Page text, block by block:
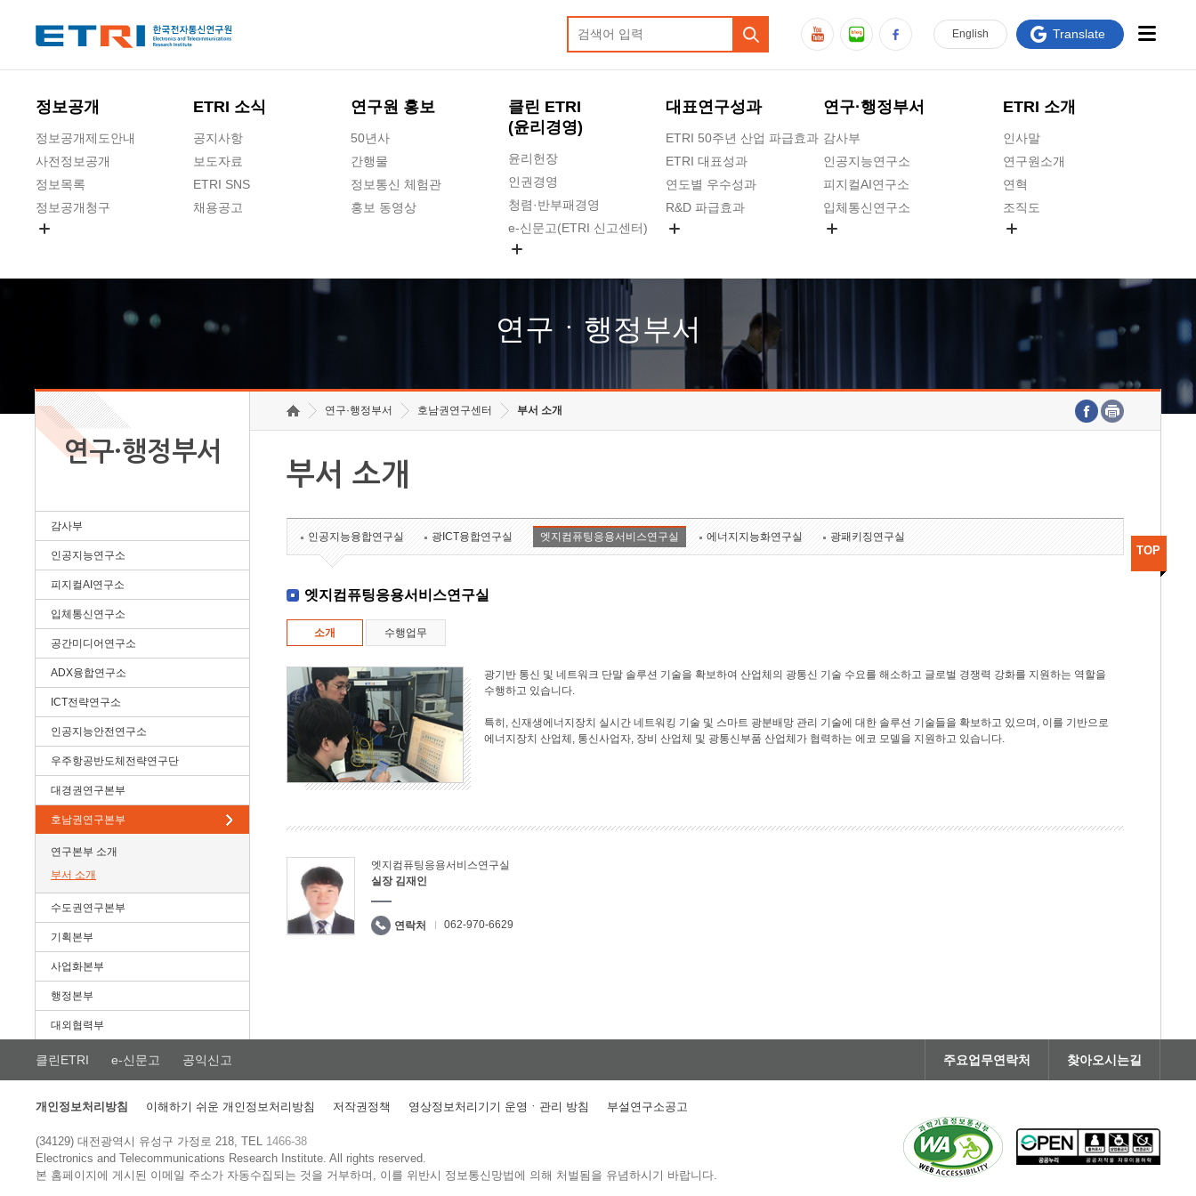
정보공개
정보공개제도안내
사전정보공개
정보목록
정보공개청구
ETRI 소식
공지사항
보도자료
ETRI SNS
채용공고
연구원 홍보
50년사
간행물
정보통신 체험관
홍보 동영상
클린 ETRI
(윤리경영)
윤리헌장
인권경영
청렴·반부패경영
e-신문고(ETRI 신고센터)
고객의소리
수의계약 현황
대표연구성과
ETRI 50주년 산업 파급효과
ETRI 대표성과
연도별 우수성과
R&D 파급효과
연구·행정부서
감사부
인공지능연구소
피지컬AI연구소
입체통신연구소
호남권연구본부
기획본부
ETRI 소개
인사말
연구원소개
연혁
조직도
연구원 고객헌장
주요업무연락처
English Translate
연구ㆍ행정부서
연구·행정부서
감사부
인공지능연구소
피지컬AI연구소
입체통신연구소
공간미디어연구소
ADX융합연구소
ICT전략연구소
인공지능안전연구소
우주항공반도체전략연구단
대경권연구본부
호남권연구본부
연구본부 소개
부서 소개
수도권연구본부
기획본부
사업화본부
행정본부
대외협력부
연구·행정부서 호남권연구센터 부서 소개
부서 소개
인공지능융합연구실 광ICT융합연구실 엣지컴퓨팅응용서비스연구실 에너지지능화연구실 광패키징연구실
엣지컴퓨팅응용서비스연구실
소개 수행업무
광기반 통신 및 네트워크 단말 솔루션 기술을 확보하여 산업체의 광통신 기술 수요를 해소하고 글로벌 경쟁력 강화를 지원하는 역할을
수행하고 있습니다.
특히, 신재생에너지장치 실시간 네트워킹 기술 및 스마트 광분배망 관리 기술에 대한 솔루션 기술들을 확보하고 있으며, 이를 기반으로
에너지장치 산업체, 통신사업자, 장비 산업체 및 광통신부품 산업체가 협력하는 에코 모델을 지원하고 있습니다.
엣지컴퓨팅응용서비스연구실
실장 김재인
연락처 062-970-6629
TOP
클린ETRI e-신문고 공익신고 주요업무연락처 찾아오시는길
개인정보처리방침 이해하기 쉬운 개인정보처리방침 저작권정책 영상정보처리기기 운영ㆍ관리 방침 부설연구소공고
(34129) 대전광역시 유성구 가정로 218, TEL 1466-38
Electronics and Telecommunications Research Institute.All rights reserved.
본 홈페이지에 게시된 이메일 주소가 자동수집되는 것을 거부하며, 이를 위반시 정보통신망법에 의해 처벌됨을 유념하시기 바랍니다.